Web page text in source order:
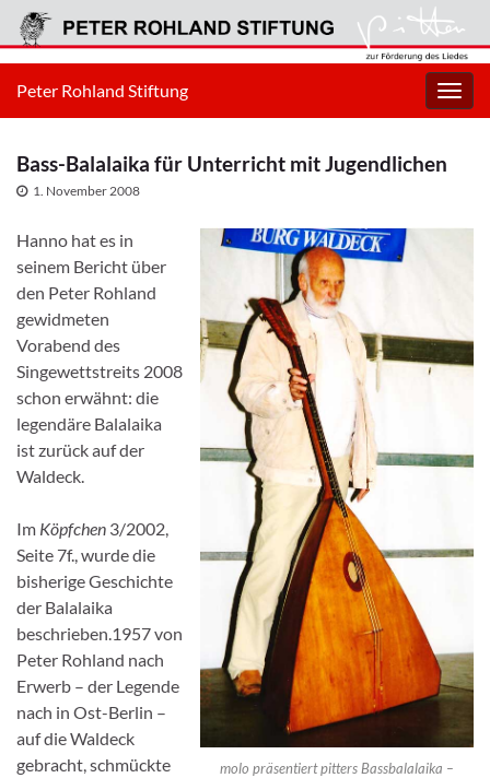
Peter Rohland Stiftung
Bass-Balalaika für Unterricht mit Jugendlichen
1. November 2008
molo präsentiert pitters Bassbalalaika –
Hanno hat es in
seinem Bericht über
den Peter Rohland
gewidmeten
Vorabend des
Singewettstreits 2008
schon erwähnt: die
legendäre Balalaika
ist zurück auf der
Waldeck.
Im Köpfchen 3/2002,
Seite 7f., wurde die
bisherige Geschichte
der Balalaika
beschrieben.1957 von
Peter Rohland nach
Erwerb – der Legende
nach in Ost-Berlin –
auf die Waldeck
gebracht, schmückte